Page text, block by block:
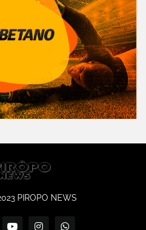
PIROPO NEWS